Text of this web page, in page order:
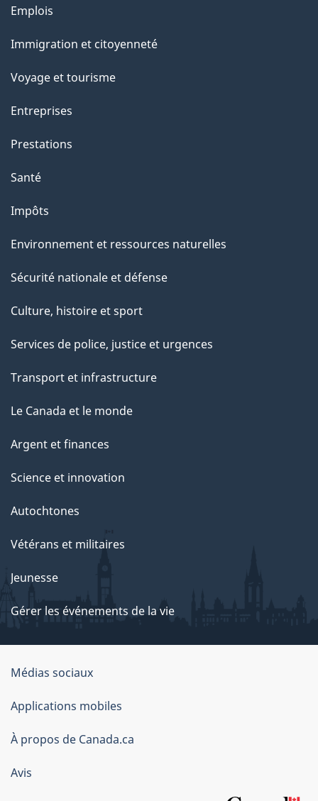
Thèmes
sujets
Emplois
Immigration et citoyenneté
Voyage et tourisme
Entreprises
Prestations
Santé
Impôts
Environnement et ressources naturelles
Sécurité nationale et défense
Culture, histoire et sport
Services de police, justice et urgences
Transport et infrastructure
Le Canada et le monde
Argent et finances
Science et innovation
Autochtones
Vétérans et militaires
Jeunesse
Gérer les événements de la vie
Organisation
du
gouvernement
du
Canada
Médias sociaux
Applications mobiles
À propos de Canada.ca
Avis